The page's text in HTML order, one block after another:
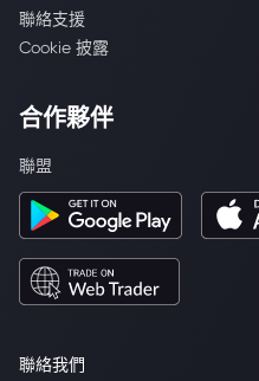
聯絡我們
聯絡支援
Cookie 披露
合作夥伴
聯盟